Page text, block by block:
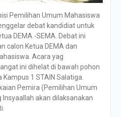
Pemilihan Umum Mahasiswa
debat kandidiat untuk
DEMA -SEMA. Debat ini
calon Ketua DEMA dan
Acara yag
ini dihelat di bawah pohon
1 STAIN Salatiga.
Pemira (Pemilihan Umum
Insyaallah akan dilaksanakan